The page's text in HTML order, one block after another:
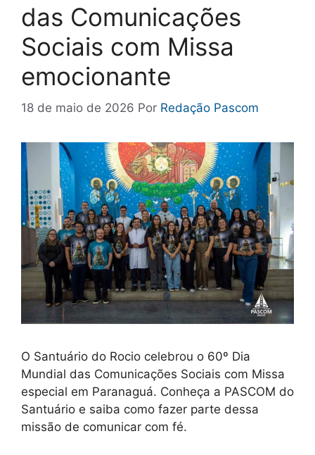
das Comunicações
Sociais com Missa
emocionante
18 de maio de 2026 Por Redação Pascom
O Santuário do Rocio celebrou o 60º Dia
Mundial das Comunicações Sociais com Missa
especial em Paranaguá. Conheça a PASCOM do
Santuário e saiba como fazer parte dessa
missão de comunicar com fé.